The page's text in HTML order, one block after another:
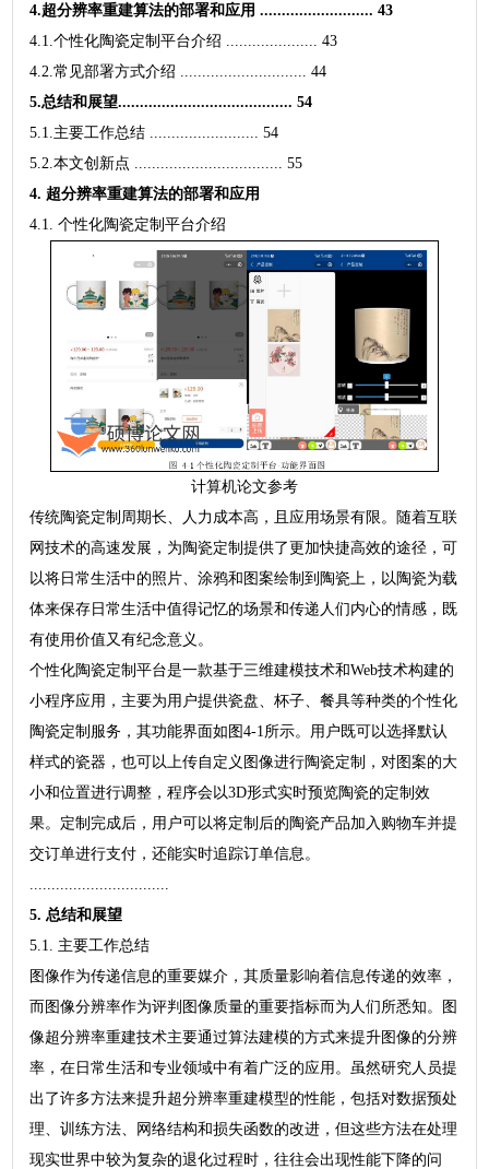
4.超分辨率重建算法的部署和应用 .......................... 43
4.1.个性化陶瓷定制平台介绍 ..................... 43
4.2.常见部署方式介绍 ............................. 44
5.总结和展望........................................ 54
5.1.主要工作总结 ......................... 54
5.2.本文创新点 .................................. 55
4. 超分辨率重建算法的部署和应用
4.1. 个性化陶瓷定制平台介绍
计算机论文参考
传统陶瓷定制周期长、人力成本高，且应用场景有限。随着互联
网技术的高速发展，为陶瓷定制提供了更加快捷高效的途径，可
以将日常生活中的照片、涂鸦和图案绘制到陶瓷上，以陶瓷为载
体来保存日常生活中值得记忆的场景和传递人们内心的情感，既
有使用价值又有纪念意义。
个性化陶瓷定制平台是一款基于三维建模技术和Web技术构建的
小程序应用，主要为用户提供瓷盘、杯子、餐具等种类的个性化
陶瓷定制服务，其功能界面如图4-1所示。用户既可以选择默认
样式的瓷器，也可以上传自定义图像进行陶瓷定制，对图案的大
小和位置进行调整，程序会以3D形式实时预览陶瓷的定制效
果。定制完成后，用户可以将定制后的陶瓷产品加入购物车并提
交订单进行支付，还能实时追踪订单信息。
................................
5. 总结和展望
5.1. 主要工作总结
图像作为传递信息的重要媒介，其质量影响着信息传递的效率，
而图像分辨率作为评判图像质量的重要指标而为人们所悉知。图
像超分辨率重建技术主要通过算法建模的方式来提升图像的分辨
率，在日常生活和专业领域中有着广泛的应用。虽然研究人员提
出了许多方法来提升超分辨率重建模型的性能，包括对数据预处
理、训练方法、网络结构和损失函数的改进，但这些方法在处理
现实世界中较为复杂的退化过程时，往往会出现性能下降的问